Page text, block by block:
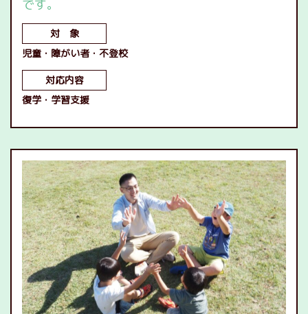
です。
対 象
児童
障がい者 不登校
対応内容
復学
学習支援